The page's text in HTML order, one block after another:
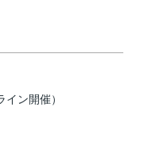
ン開催）